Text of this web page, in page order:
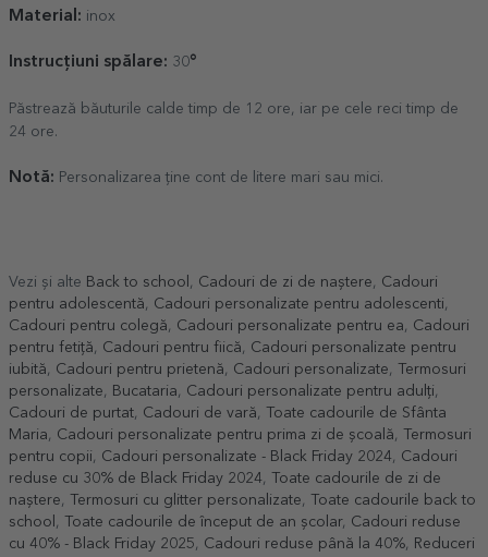
Material: inox
Instrucțiuni spălare: 30°
Păstrează băuturile calde timp de 12 ore, iar pe cele reci timp de
24 ore.
Notă: Personalizarea ține cont de litere mari sau mici.
Vezi și alte Back to school , Cadouri de zi de naștere, Cadouri
pentru adolescentă, Cadouri personalizate pentru adolescenti,
Cadouri pentru colegă, Cadouri personalizate pentru ea, Cadouri
pentru fetiță, Cadouri pentru fiică, Cadouri personalizate pentru
iubită, Cadouri pentru prietenă, Cadouri personalizate,
Termosuri
personalizate, Bucataria, Cadouri personalizate pentru adulți,
Cadouri de purtat, Cadouri de vară,
Toate cadourile de Sfânta
Maria, Cadouri personalizate pentru prima zi de școală,
Termosuri
pentru copii, Cadouri personalizate - Black Friday 2024, Cadouri
reduse cu 30% de Black Friday 2024,
Toate cadourile de zi de
naștere, Termosuri cu glitter personalizate,
Toate cadourile back to
school , Toate cadourile de început de an școlar, Cadouri reduse
cu 40% - Black Friday 2025, Cadouri reduse până la 40%, Reduceri